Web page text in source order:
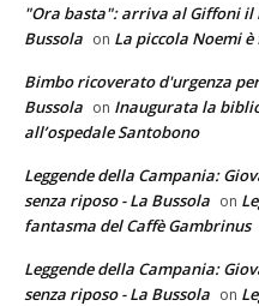
"Ora basta": arriva al Giffoni il
Bussola on La piccola Noemi
Bimbo ricoverato d'urgenza
Bussola on Inaugurata la
all’ospedale Santobono
Leggende della Campania:
senza riposo - La Bussola on
fantasma del Caffè Gambrinus
Leggende della Campania:
senza riposo - La Bussola on